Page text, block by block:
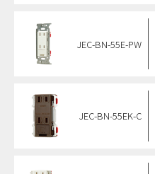
JEC-BN-55E-PW
JEC-BN-55EK-C